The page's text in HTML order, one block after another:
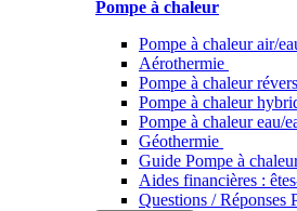
Pompe à chaleur
Pompe à chaleur air/
Aérothermie
Pompe à chaleur
Pompe à chaleur
Pompe à chaleur​ eau/
Géothermie
Guide Pompe à
Aides financières :
Questions / Réponses